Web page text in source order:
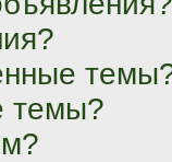
темы?